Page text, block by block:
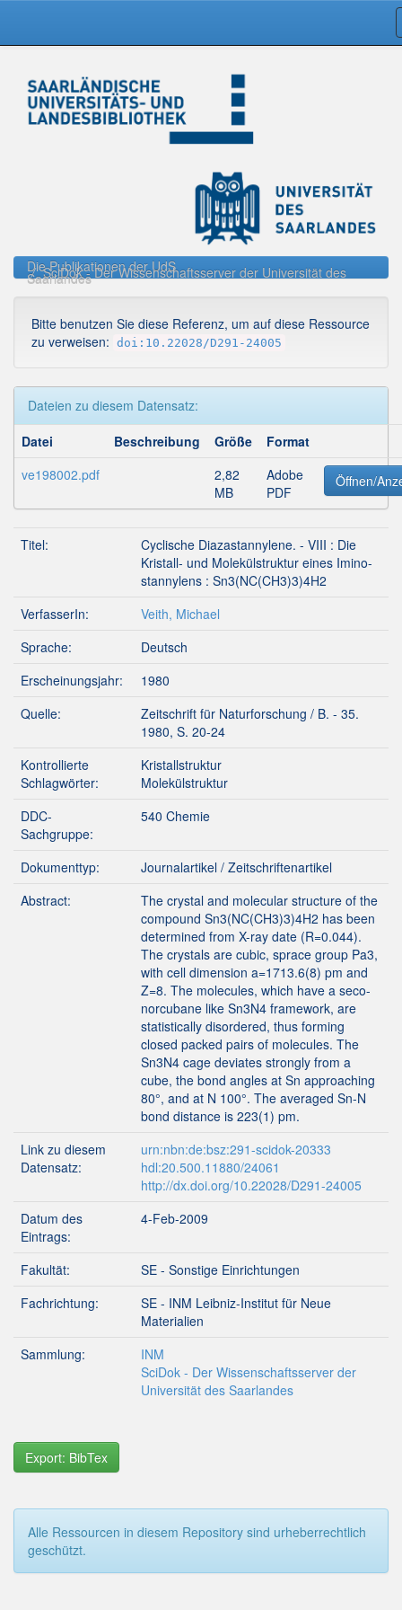
navigation
Die Publikationen der UdS
SciDok - Der Wissenschaftsserver der Universität des
Saarlandes
Bitte benutzen Sie diese Referenz, um auf diese Ressource
zu verweisen: doi:10.22028/D291-24005
Dateien zu diesem Datensatz:
Datei
Beschreibung Größe
Format
ve198002.pdf
2,82
MB
Adobe
PDF
Öffnen/
Titel:
Cyclische Diazastannylene. - VIII : Die
Kristall- und Molekülstruktur eines Imino-
stannylens : Sn3(NC(CH3)3)4H2
VerfasserIn:
Veith, Michael
Sprache:
Deutsch
Erscheinungsjahr:
1980
Quelle:
Zeitschrift für Naturforschung / B. - 35.
1980, S. 20-24
Kontrollierte
Schlagwörter:
Kristallstruktur
Molekülstruktur
DDC-
Sachgruppe:
540 Chemie
Dokumenttyp:
Journalartikel / Zeitschriftenartikel
Abstract:
The crystal and molecular structure of the
compound Sn3(NC(CH3)3)4H2 has been
determined from X-ray date (R=0.044).
The crystals are cubic, sprace group Pa3,
with cell dimension a=1713.6(8) pm and
Z=8. The molecules, which have a seco-
norcubane like Sn3N4 framework, are
statistically disordered, thus forming
closed packed pairs of molecules. The
Sn3N4 cage deviates strongly from a
cube, the bond angles at Sn approaching
80°, and at N 100°. The averaged Sn-N
bond distance is 223(1) pm.
Link zu diesem
Datensatz:
urn:nbn:de:bsz:291-scidok-20333
hdl:20.500.11880/24061
http://dx.doi.org/10.22028/D291-24005
Datum des
Eintrags:
4-Feb-2009
Fakultät:
SE - Sonstige Einrichtungen
Fachrichtung:
SE - INM Leibniz-Institut für Neue
Materialien
Sammlung:
INM
SciDok - Der Wissenschaftsserver der
Universität des Saarlandes
Export: BibTex
Alle Ressourcen in diesem Repository sind urheberrechtlich
geschützt.